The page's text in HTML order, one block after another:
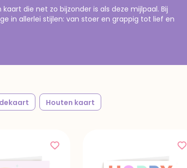
die net zo bijzonder is als deze mijlpaal. Bij
in allerlei stijlen: van stoer en grappig tot lief en
Houten kaart